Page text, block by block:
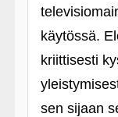
käytössä.
kriittisesti
sen sijaan